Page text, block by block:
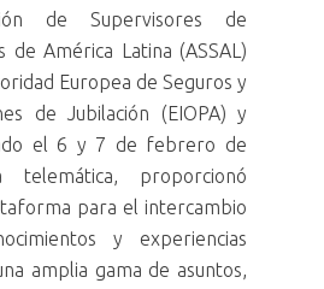
de Supervisores de
de América Latina (ASSAL)
Europea de Seguros y
de Jubilación (EIOPA) y
el 6 y 7 de febrero de
telemática, proporcionó
para el intercambio
y experiencias
amplia gama de asuntos,